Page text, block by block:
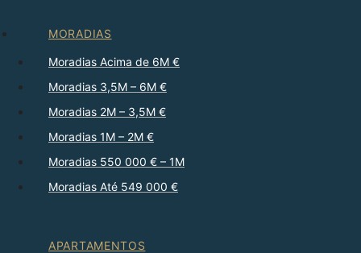
MORADIAS
Moradias Acima de 6M €
Moradias 3,5M – 6M €
Moradias 2M – 3,5M €
Moradias 1M – 2M €
Moradias 550 000 € – 1M
Moradias Até 549 000 €
APARTAMENTOS